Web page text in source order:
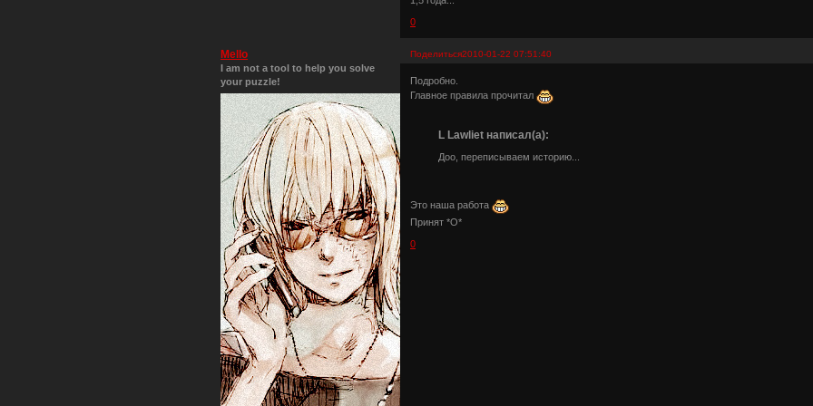
0
Поделиться2010-01-22 07:51:40
Mello
I am not a tool to help you solve
your puzzle!
Подробно.
Главное правила прочитал
L Lawliet написал(а):
Доо, переписываем историю...
Это наша работа
Принят *О*
0